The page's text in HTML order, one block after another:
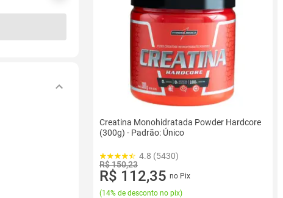
Creatina Monohidratada Powder Hardcore
(300g) - Padrão: Único
4.8 (5430)
R$ 150,23
R$ 112,35 no Pix
(14% de desconto no pix)